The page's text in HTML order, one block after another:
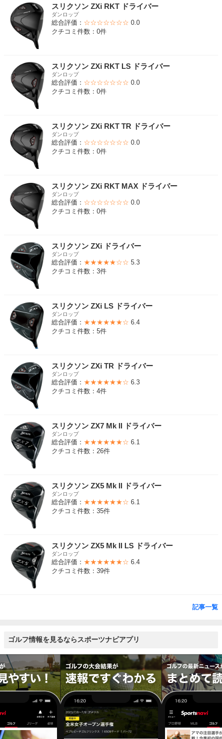
スリクソン ZXi RKT ドライバー
ダンロップ
総合評価： ☆☆☆☆☆☆☆ 0.0
クチコミ件数：0件
スリクソン ZXi RKT LS ドライバー
ダンロップ
総合評価： ☆☆☆☆☆☆☆ 0.0
クチコミ件数：0件
スリクソン ZXi RKT TR ドライバー
ダンロップ
総合評価： ☆☆☆☆☆☆☆ 0.0
クチコミ件数：0件
スリクソン ZXi RKT MAX ドライバー
ダンロップ
総合評価： ☆☆☆☆☆☆☆ 0.0
クチコミ件数：0件
スリクソン ZXi ドライバー
ダンロップ
総合評価： ★★★★★☆☆ 5.3
クチコミ件数：3件
スリクソン ZXi LS ドライバー
ダンロップ
総合評価： ★★★★★★☆ 6.4
クチコミ件数：5件
スリクソン ZXi TR ドライバー
ダンロップ
総合評価： ★★★★★★☆ 6.3
クチコミ件数：4件
スリクソン ZX7 Mk II ドライバー
ダンロップ
総合評価： ★★★★★★☆ 6.1
クチコミ件数：26件
スリクソン ZX5 Mk II ドライバー
ダンロップ
総合評価： ★★★★★★☆ 6.1
クチコミ件数：35件
スリクソン ZX5 Mk II LS ドライバー
ダンロップ
総合評価： ★★★★★★☆ 6.4
クチコミ件数：39件
記事一覧
ゴルフ情報を見るならスポーツナビアプリ